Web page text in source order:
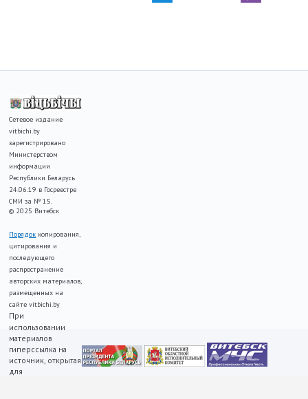
Сетевое издание
vitbichi.by
зарегистрировано
Министерством
информации
Республики Беларусь
24.06.19 в Госреестре
СМИ за № 15.
© 2025 Витебск
Порядок копирования,
цитирования и
последующего
распространение
авторских материалов,
размещенных на
сайте vitbichi.by
При
использовании
материалов
гиперссылка на
источник, открытая
для